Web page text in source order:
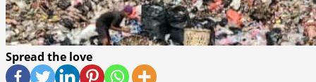
Spread the love